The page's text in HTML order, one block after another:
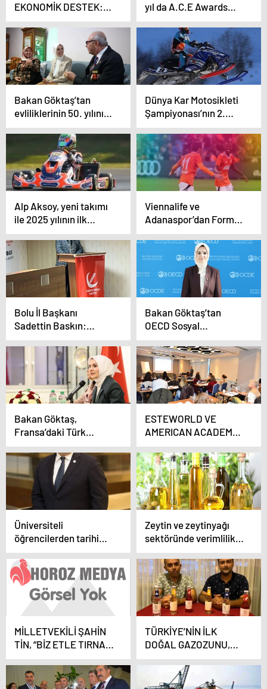
EKONOMİK DESTEK:
RE-SEED
yıl da A.C.E Awards
1.’lik Ödülünün Sahibi
Bakan Göktaş’tan
evliliklerinin 50. yılını
kutlayan Küçük çiftine
sürpriz ziyaret
Dünya Kar Motosikleti
Şampiyonası’nın 2.
ayağı Erciyes’te
düzenlenecek
Alp Aksoy, yeni takımı
ile 2025 yılının ilk
yarışına çıkıyor
Viennalife ve
Adanaspor’dan Forma
Sponsorluğu İş Birliği
Bolu İl Başkanı
Sadettin Baskın:
“Filistin İçin Sessiz
Kalmayacağız, Türkiye
Net Tavır Almalı!”
Bakan Göktaş’tan
OECD Sosyal
Politikalar Bakanlar
Toplantısı’nda “Aile”
vurgusu
Bakan Göktaş,
Fransa’daki Türk
vatandaşlarıyla
buluştu
ESTEWORLD VE
AMERICAN ACADEMY
OF AESTHETİC
MEDICINE İŞ BİRLİĞİ
İLE GERÇEKLEŞEN
EĞİTİMLER
TAMAMLANDI
Üniversiteli
öğrencilerden tarihi
başarı: Türkiye, en çok
ödül kazanan ülke
oldu!
Zeytin ve zeytinyağı
sektöründe verimlilik
artıracak Avrupa Birliği
Projesi
MİLLETVEKİLİ ŞAHİN
TİN, “BİZ ETLE TIRNAK
GİBİYİZ”
TÜRKİYE’NİN İLK
DOĞAL GAZOZUNU,
ÜRETİCİDEN ÖNCE
DOLANDIRICILAR
PİYASAYA SÜRDÜ